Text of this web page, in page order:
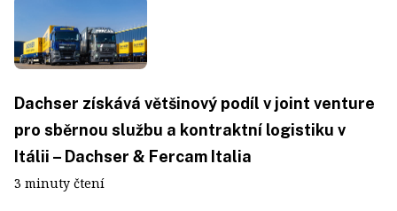
Dachser získává většinový podíl v joint venture
pro sběrnou službu a kontraktní logistiku v
Itálii – Dachser & Fercam Italia
3 minuty čtení